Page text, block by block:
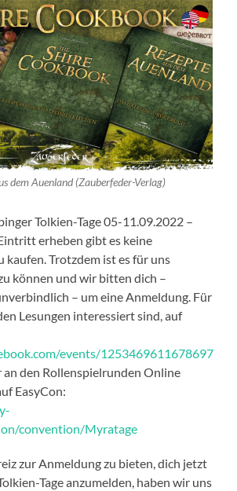
dem Auenland (Zauberfeder-Verlag)
Tolkien-Tage 05-11.09.2022 –
erheben gibt es keine
Trotzdem ist es für uns
können und wir bitten dich –
– um eine Anmeldung. Für
Lesungen interessiert sind, auf
events/1253469611678697
an den Rollenspielrunden Online
EasyCon:
convention/Myratage
zur Anmeldung zu bieten, dich jetzt
Tage anzumelden, haben wir uns